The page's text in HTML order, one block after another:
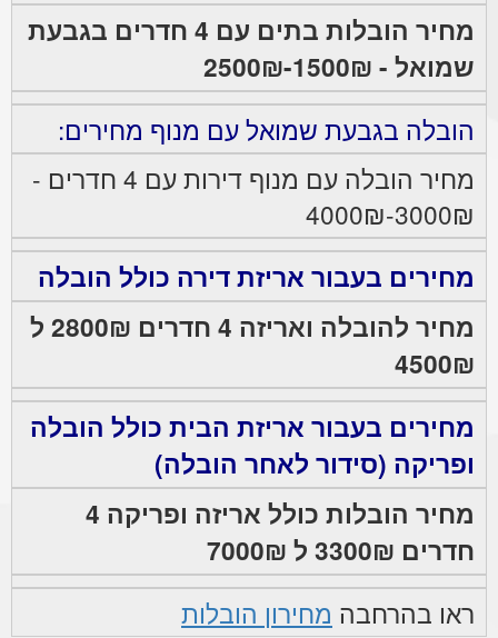
מחיר הובלות בתים עם 4 חדרים בגבעת
שמואל - 1500₪-2500₪
הובלה בגבעת שמואל עם מנוף מחירים:
מחיר הובלה עם מנוף דירות עם 4 חדרים -
3000₪-4000₪
מחירים בעבור אריזת דירה כולל הובלה
מחיר להובלה ואריזה 4 חדרים 2800₪ ל
4500₪
מחירים בעבור אריזת הבית כולל הובלה
ופריקה (סידור לאחר הובלה)
מחיר הובלות כולל אריזה ופריקה 4
חדרים 3300₪ ל 7000₪
ראו בהרחבה מחירון הובלות